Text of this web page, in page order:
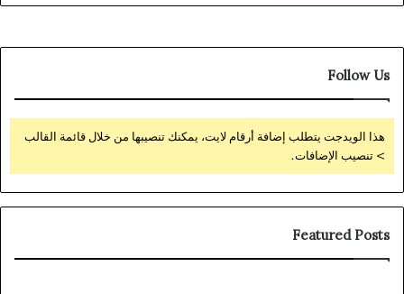
Follow Us
هذا الويدجت يتطلب إضافة أرقام لايت، يمكنك تنصيبها من خلال قائمة القالب
> تنصيب الإضافات.
Featured Posts